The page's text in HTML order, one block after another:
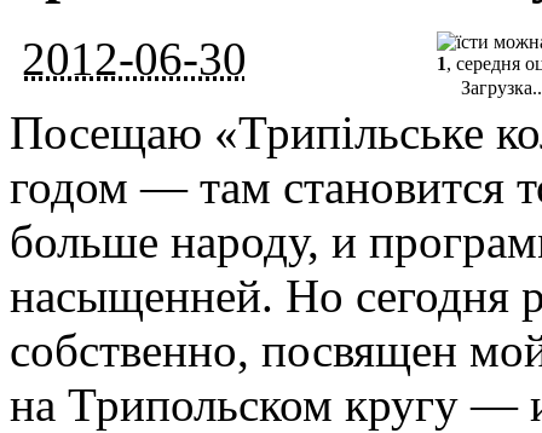
2012-06-30 1, середня
Посещаю «Трипільське
годом — там становится
больше народу, и
насыщенней. Но сегодня
собственно, посвящен
на Трипольском кругу —